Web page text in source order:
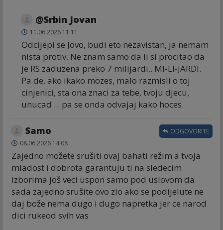
@Srbin Jovan
11.06.2026 11:11
Odcijepi se Jovo, budi eto nezavistan, ja nemam
nista protiv. Ne znam samo da li si procitao da
je RS zaduzena preko 7 milijardi.. MI-LI-JARDI.
Pa de, ako ikako mozes, malo razmisli o toj
cinjenici, sta ona znaci za tebe, tvoju djecu,
unucad ... pa se onda odvajaj kako hoces.
Samo
08.06.2026 14:08
Zajedno možete srušiti ovaj bahati režim a tvoja
mladost i dobrota garantuju ti na sledecim
izborima još veci uspon samo pod uslovom da
sada zajedno srušite ovo zlo ako se podijelute ne
daj bože nema dugo i dugo napretka jer ce narod
dici rukeod svih vas
ODGOVORITE